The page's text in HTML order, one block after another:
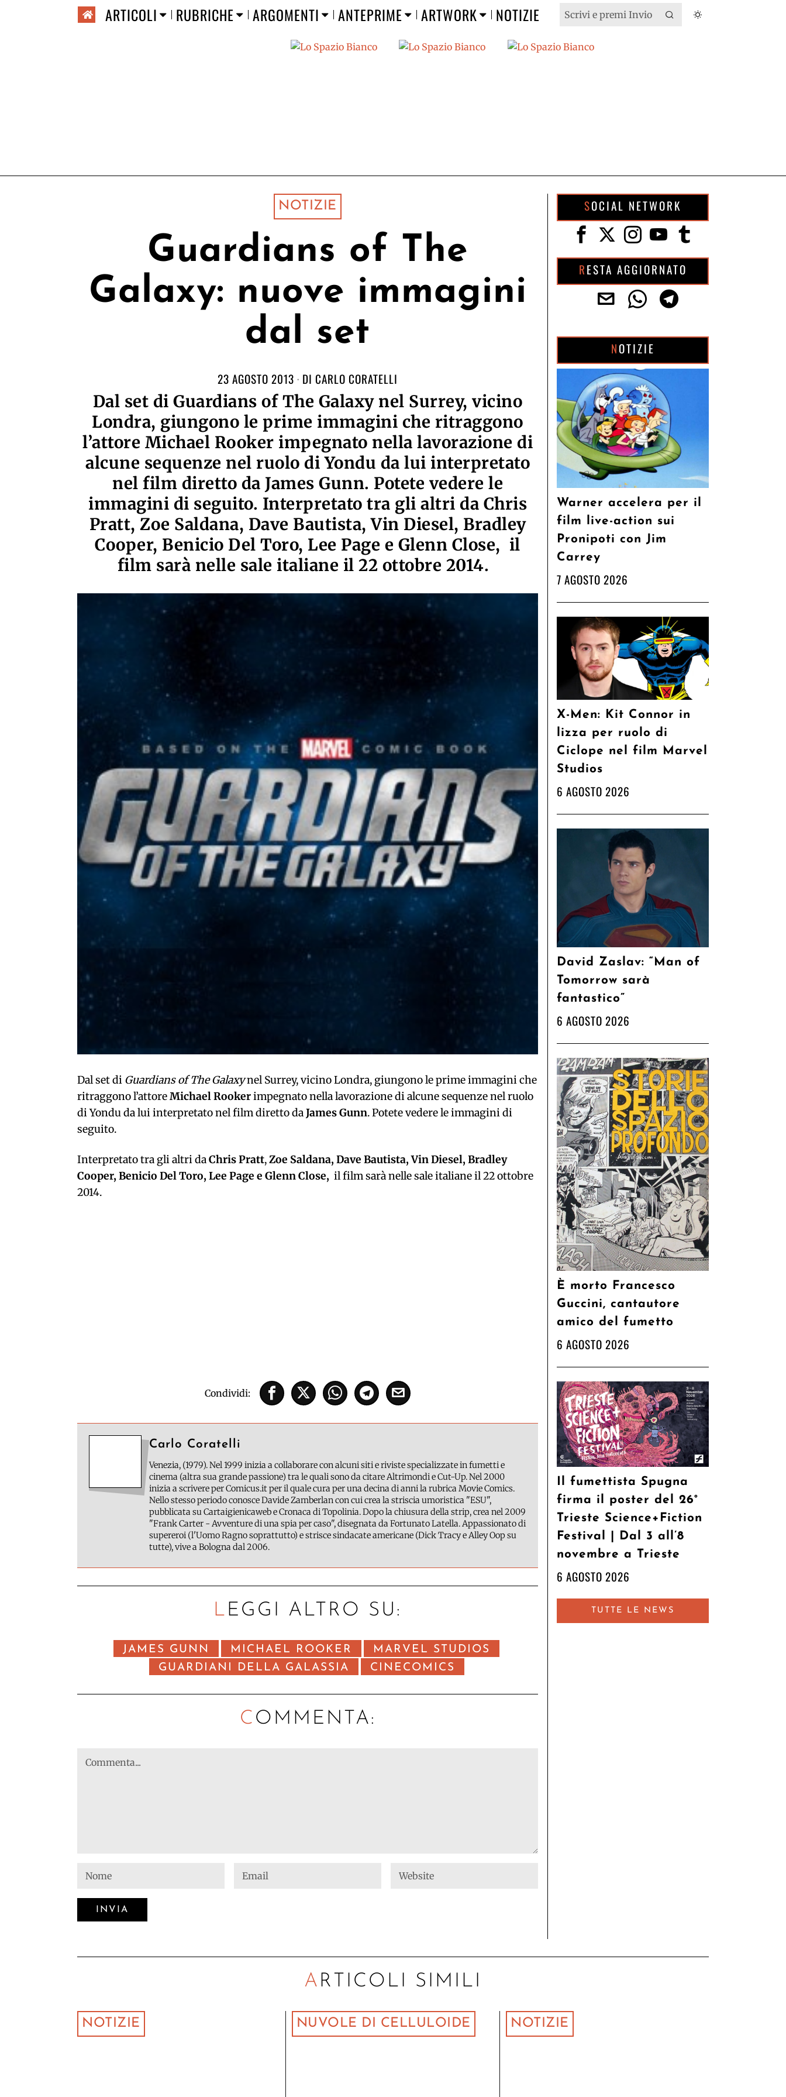
ARTICOLI RUBRICHE ARGOMENTI ANTEPRIME ARTWORK NOTIZIE
NOTIZIE
Guardians of The
Galaxy: nuove immagini
dal set
23 AGOSTO 2013 DI CARLO CORATELLI
Dal set di Guardians of The Galaxy nel Surrey, vicino
Londra, giungono le prime immagini che ritraggono
l’attore Michael Rooker impegnato nella lavorazione di
alcune sequenze nel ruolo di Yondu da lui interpretato
nel film diretto da James Gunn. Potete vedere le
immagini di seguito. Interpretato tra gli altri da Chris
Pratt, Zoe Saldana, Dave Bautista, Vin Diesel, Bradley
Cooper, Benicio Del Toro, Lee Page e Glenn Close, il
film sarà nelle sale italiane il 22 ottobre 2014.
Dal set di Guardians of The Galaxynel Surrey, vicino Londra, giungono le prime immagini che
ritraggono l’attoreMichael Rookerimpegnato nella lavorazione di alcune sequenze nel ruolo
di Yondu da lui interpretato nel film diretto daJames Gunn. Potete vedere le immagini di
seguito.
Interpretato tra gli altri daChris Pratt,Zoe Saldana, Dave Bautista, Vin Diesel, Bradley
Cooper, Benicio Del Toro, Lee Page e Glenn Close, il film sarà nelle sale italiane il 22 ottobre
2014.
Condividi:
Carlo Coratelli
Venezia, (1979). Nel 1999 inizia a collaborare con alcuni siti e riviste specializzate in fumetti e
cinema (altra sua grande passione) tra le quali sono da citare Altrimondi e Cut-Up. Nel 2000
inizia a scrivere per Comicus.it per il quale cura per una decina di anni la rubrica Movie Comics.
Nello stesso periodo conosce Davide Zamberlan con cui crea la striscia umoristica "ESU",
pubblicata su Cartaigienicaweb e Cronaca di Topolinia. Dopo la chiusura della strip, crea nel 2009
"Frank Carter - Avventure di una spia per caso", disegnata da Fortunato Latella. Appassionato di
supereroi (l'Uomo Ragno soprattutto) e strisce sindacate americane (Dick Tracy e Alley Oop su
tutte), vive a Bologna dal 2006.
LEGGI ALTRO SU:
JAMES GUNN MICHAEL ROOKER
MARVEL STUDIOS
GUARDIANI DELLA GALASSIA
CINECOMICS
C OMMENTA:
SOCIAL NETWORK
RESTA AGGIORNATO
NOTIZIE
Warner accelera per il
film live-action sui
Pronipoti con Jim
Carrey
7 AGOSTO 2026
X-Men: Kit Connor in
lizza per ruolo di
Ciclope nel film Marvel
Studios
6 AGOSTO 2026
David Zaslav: “Man of
Tomorrow sarà
fantastico”
6 AGOSTO 2026
È morto Francesco
Guccini, cantautore
amico del fumetto
6 AGOSTO 2026
Il fumettista Spugna
firma il poster del 26°
Trieste Science+Fiction
Festival | Dal 3 all’8
novembre a Trieste
6 AGOSTO 2026
TUTTE LE NEWS
ARTICOLI SIMILI
NOTIZIE NUVOLE DI CELLULOIDE NOTIZIE